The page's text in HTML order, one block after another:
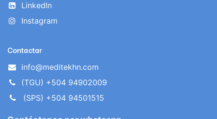
LinkedIn
Instagram
Contactar
info@meditekhn.com
(TGU) +504 94902009
(SPS) +504 94501515